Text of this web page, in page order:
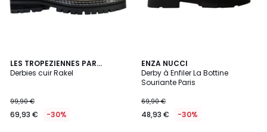
LES TROPEZIENNES PAR
M.BELARBI
Derbies cuir Rakel
99,90 €
69,93 € -30%
5
/
ENZA NUCCI
Derby à Enfiler La Bottine
Souriante Paris
69,90 €
48,93 € -30%